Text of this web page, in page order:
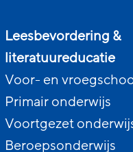
Leesbevordering &
literatuureducatie
Voor- en
Primair onderwijs
Voortgezet
Beroepsonderwijs